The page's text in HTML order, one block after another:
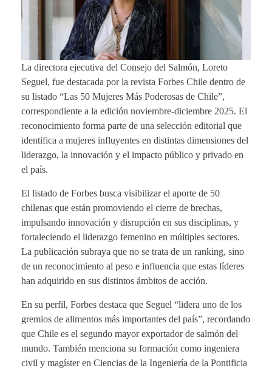
La directora ejecutiva del Consejo del Salmón, Loreto
Seguel, fue destacada por la revista Forbes Chile dentro de
su listado “Las 50 Mujeres Más Poderosas de Chile”,
correspondiente a la edición noviembre-diciembre 2025. El
reconocimiento forma parte de una selección editorial que
identifica a mujeres influyentes en distintas dimensiones del
liderazgo, la innovación y el impacto público y privado en
el país.
El listado de Forbes busca visibilizar el aporte de 50
chilenas que están promoviendo el cierre de brechas,
impulsando innovación y disrupción en sus disciplinas, y
fortaleciendo el liderazgo femenino en múltiples sectores.
La publicación subraya que no se trata de un ranking, sino
de un reconocimiento al peso e influencia que estas líderes
han adquirido en sus distintos ámbitos de acción.
En su perfil, Forbes destaca que Seguel “lidera uno de los
gremios de alimentos más importantes del país”, recordando
que Chile es el segundo mayor exportador de salmón del
mundo. También menciona su formación como ingeniera
civil y magíster en Ciencias de la Ingeniería de la Pontificia